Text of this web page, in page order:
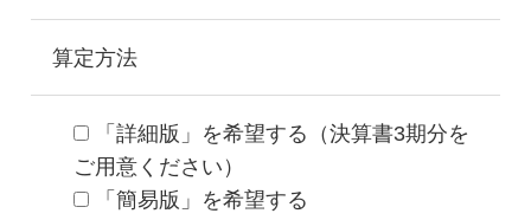
算定方法
「詳細版」を希望する（決算書3期分を
ご用意ください）
「簡易版」を希望する